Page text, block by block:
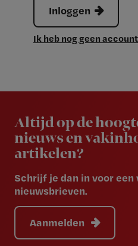
Inloggen
Ik heb nog geen account
Altijd op de
nieuws en
artikelen?
Schrijf je dan in voor een
nieuwsbrieven.
Aanmelden